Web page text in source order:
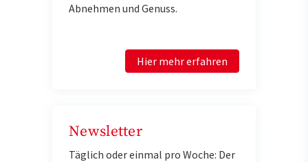
Abnehmen und Genuss.
Hier mehr erfahren
Newsletter
Täglich oder einmal pro Woche: Der